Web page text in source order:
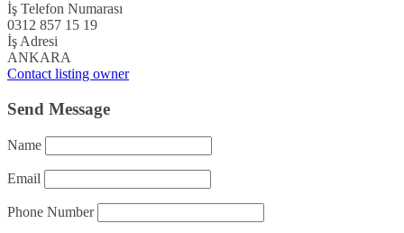
İş Telefon Numarası
0312 857 15 19
İş Adresi
ANKARA
Contact listing owner
Send Message
Name
Email
Phone Number